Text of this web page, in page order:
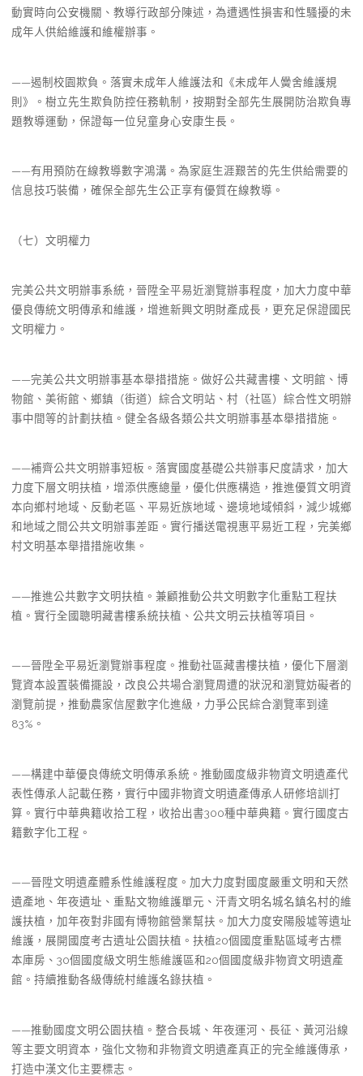
動實時向公安機關、教導行政部分陳述，為遭遇性損害和性騷擾的未
成年人供給維護和維權辦事。
——遏制校園欺負。落實未成年人維護法和《未成年人黌舍維護規
則》。樹立先生欺負防控任務軌制，按期對全部先生展開防治欺負專
題教導運動，保證每一位兒童身心安康生長。
——有用預防在線教導數字鴻溝。為家庭生涯艱苦的先生供給需要的
信息技巧裝備，確保全部先生公正享有優質在線教導。
（七）文明權力
完美公共文明辦事系統，晉陞全平易近瀏覽辦事程度，加大力度中華
優良傳統文明傳承和維護，增進新興文明財產成長，更充足保證國民
文明權力。
——完美公共文明辦事基本舉措措施。做好公共藏書樓、文明館、博
物館、美術館、鄉鎮（街道）綜合文明站、村（社區）綜合性文明辦
事中間等的計劃扶植。健全各級各類公共文明辦事基本舉措措施。
——補齊公共文明辦事短板。落實國度基礎公共辦事尺度請求，加大
力度下層文明扶植，增添供應總量，優化供應構造，推進優質文明資
本向鄉村地域、反動老區、平易近族地域、邊境地域傾斜，減少城鄉
和地域之間公共文明辦事差距。實行播送電視惠平易近工程，完美鄉
村文明基本舉措措施收集。
——推進公共數字文明扶植。兼顧推動公共文明數字化重點工程扶
植。實行全國聰明藏書樓系統扶植、公共文明云扶植等項目。
——晉陞全平易近瀏覽辦事程度。推動社區藏書樓扶植，優化下層瀏
覽資本設置裝備擺設，改良公共場合瀏覽周遭的狀況和瀏覽妨礙者的
瀏覽前提，推動農家信屋數字化進級，力爭公民綜合瀏覽率到達
83%。
——構建中華優良傳統文明傳承系統。推動國度級非物資文明遺產代
表性傳承人記載任務，實行中國非物資文明遺產傳承人研修培訓打
算。實行中華典籍收拾工程，收拾出書300種中華典籍。實行國度古
籍數字化工程。
——晉陞文明遺產體系性維護程度。加大力度對國度嚴重文明和天然
遺產地、年夜遺址、重點文物維護單元、汗青文明名城名鎮名村的維
護扶植，加年夜對非國有博物館營業幫扶。加大力度安陽殷墟等遺址
維護，展開國度考古遺址公園扶植。扶植20個國度重點區域考古標
本庫房、30個國度級文明生態維護區和20個國度級非物資文明遺產
館。持續推動各級傳統村維護名錄扶植。
——推動國度文明公園扶植。整合長城、年夜運河、長征、黃河沿線
等主要文明資本，強化文物和非物資文明遺產真正的完全維護傳承，
打造中漢文化主要標志。